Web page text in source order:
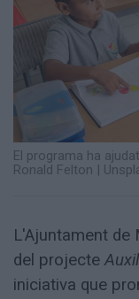
El programa ha
Ronald Felton |
L'Ajuntament de
del projecte
iniciativa que